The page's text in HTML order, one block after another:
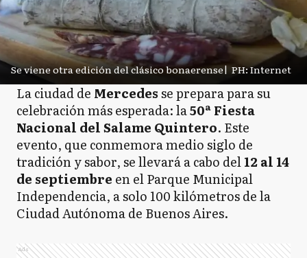
Se viene otra edición del clásico bonaerense| PH: Internet
La ciudad de Mercedesse prepara para su
celebración más esperada: la50ª Fiesta
Nacional del Salame Quintero. Este
evento, que conmemora medio siglo de
tradición y sabor, se llevará a cabo del12 al 14
de septiembre en el Parque Municipal
Independencia, a solo 100 kilómetros de la
Ciudad Autónoma de Buenos Aires.
Ads